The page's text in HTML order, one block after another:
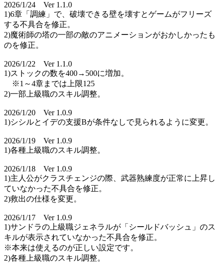
2026/1/24 Ver 1.1.0
1)6章「調練」で、破壊できる壁を壊すとゲームがフリーズ
する不具合を修正。
2)魔術師の塔の一部の敵のアニメーションがおかしかったも
のを修正。
2026/1/22 Ver 1.1.0
1)ストックの数を400→500に増加。
※1～4章までは上限125
2)一部上級職のスキル調整。
2026/1/20 Ver 1.0.9
1)シシルとイデの支援Bが条件なしで見られるように変更。
2026/1/19 Ver 1.0.9
1)各種上級職のスキル調整。
2026/1/18 Ver 1.0.9
1)主人公がクラスチェンジの際、武器熟練度が正常に上昇し
ていなかった不具合を修正。
2)救出の仕様を変更。
2026/1/17 Ver 1.0.9
1)サンドラの上級職ジェネラルが「シールドバッシュ」のス
キルが表示されていなかった不具合を修正。
※本来は使えるのが正しい設定です。
2)各種上級職のスキル調整。